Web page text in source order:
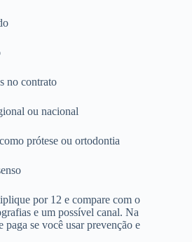
no contrato
ou nacional
prótese ou ortodontia
por 12 e compare com o
e um possível canal. Na
paga se você usar prevenção e